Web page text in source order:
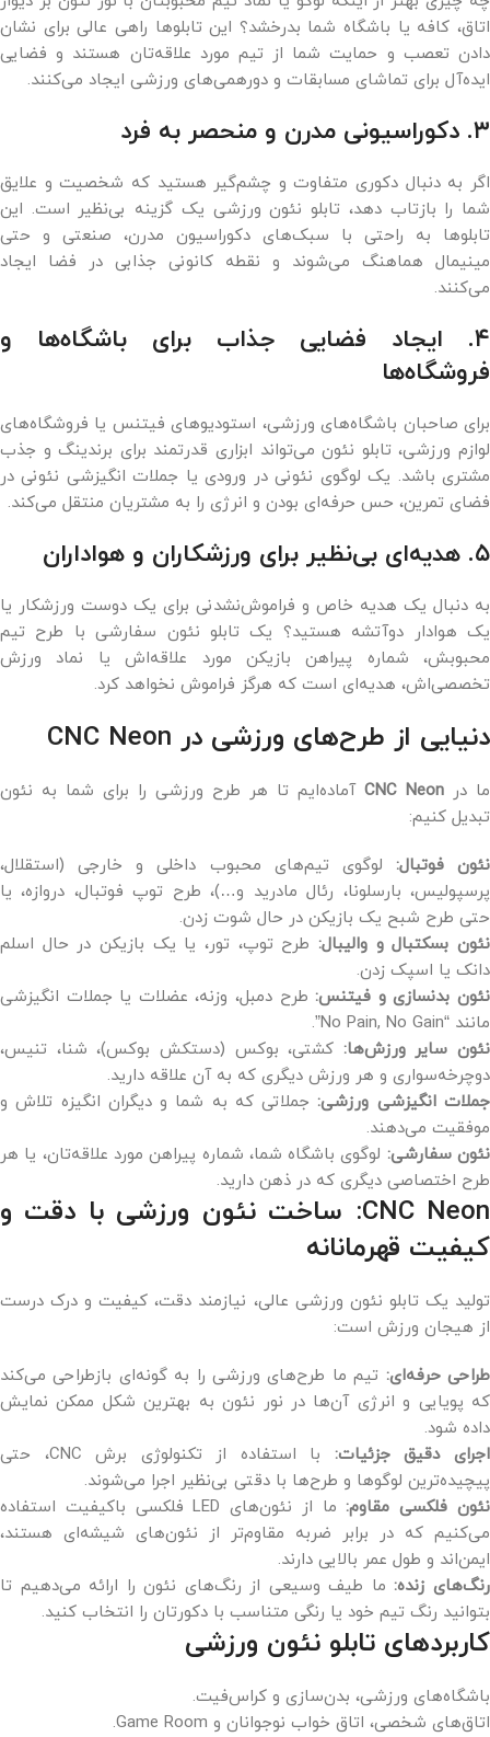
اتاق، کافه یا باشگاه شما بدرخشد؟ این تابلوها راهی عالی برای نشان
دادن تعصب و حمایت شما از تیم مورد علاقه‌تان هستند و فضایی
ایده‌آل برای تماشای مسابقات و دورهمی‌های ورزشی ایجاد می‌کنند.
۳. دکوراسیونی مدرن و منحصر به فرد
اگر به دنبال دکوری متفاوت و چشم‌گیر هستید که شخصیت و علایق
شما را بازتاب دهد، تابلو نئون ورزشی یک گزینه بی‌نظیر است. این
تابلوها به راحتی با سبک‌های دکوراسیون مدرن، صنعتی و حتی
مینیمال هماهنگ می‌شوند و نقطه کانونی جذابی در فضا ایجاد
می‌کنند.
۴. ایجاد فضایی جذاب برای باشگاه‌ها و
فروشگاه‌ها
برای صاحبان باشگاه‌های ورزشی، استودیوهای فیتنس یا فروشگاه‌های
لوازم ورزشی، تابلو نئون می‌تواند ابزاری قدرتمند برای برندینگ و جذب
مشتری باشد. یک لوگوی نئونی در ورودی یا جملات انگیزشی نئونی در
فضای تمرین، حس حرفه‌ای بودن و انرژی را به مشتریان منتقل می‌کند.
۵. هدیه‌ای بی‌نظیر برای ورزشکاران و هواداران
به دنبال یک هدیه خاص و فراموش‌نشدنی برای یک دوست ورزشکار یا
یک هوادار دوآتشه هستید؟ یک تابلو نئون سفارشی با طرح تیم
محبوبش، شماره پیراهن بازیکن مورد علاقه‌اش یا نماد ورزش
تخصصی‌اش، هدیه‌ای است که هرگز فراموش نخواهد کرد.
دنیایی از طرح‌های ورزشی در CNC Neon
ما در CNC Neon آماده‌ایم تا هر طرح ورزشی را برای شما به نئون
تبدیل کنیم:
نئون فوتبال: لوگوی تیم‌های محبوب داخلی و خارجی (استقلال،
پرسپولیس، بارسلونا، رئال مادرید و…)، طرح توپ فوتبال، دروازه، یا
حتی طرح شبح یک بازیکن در حال شوت زدن.
نئون بسکتبال و والیبال: طرح توپ، تور، یا یک بازیکن در حال اسلم
دانک یا اسپک زدن.
نئون بدنسازی و فیتنس:طرح دمبل، وزنه، عضلات یا جملات انگیزشی
مانند “No Pain, No Gain”.
نئون سایر ورزش‌ها: کشتی، بوکس (دستکش بوکس)، شنا، تنیس،
دوچرخه‌سواری و هر ورزش دیگری که به آن علاقه دارید.
جملات انگیزشی ورزشی:جملاتی که به شما و دیگران انگیزه تلاش و
موفقیت می‌دهند.
نئون سفارشی: لوگوی باشگاه شما، شماره پیراهن مورد علاقه‌تان، یا هر
طرح اختصاصی دیگری که در ذهن دارید.
CNC Neon: ساخت نئون ورزشی با دقت و
کیفیت قهرمانانه
تولید یک تابلو نئون ورزشی عالی، نیازمند دقت، کیفیت و درک درست
از هیجان ورزش است:
طراحی حرفه‌ای: تیم ما طرح‌های ورزشی را به گونه‌ای بازطراحی می‌کند
که پویایی و انرژی آن‌ها در نور نئون به بهترین شکل ممکن نمایش
داده شود.
اجرای دقیق جزئیات:
با استفاده از تکنولوژی برش CNC، حتی
پیچیده‌ترین لوگوها و طرح‌ها با دقتی بی‌نظیر اجرا می‌شوند.
نئون فلکسی مقاوم:
ما از نئون‌های LED فلکسی باکیفیت استفاده
می‌کنیم که در برابر ضربه مقاوم‌تر از نئون‌های شیشه‌ای هستند،
ایمن‌اند و طول عمر بالایی دارند.
رنگ‌های زنده:ما طیف وسیعی از رنگ‌های نئون را ارائه می‌دهیم تا
بتوانید رنگ تیم خود یا رنگی متناسب با دکورتان را انتخاب کنید.
کاربردهای تابلو نئون ورزشی
باشگاه‌های ورزشی، بدن‌سازی و کراس‌فیت.
اتاق‌های شخصی، اتاق خواب نوجوانان و Game Room.